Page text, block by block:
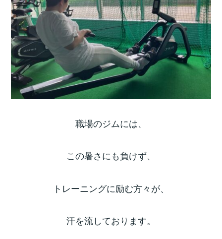
職場のジムには、
この暑さにも負けず、
トレーニングに励む方々が、
汗を流しております。